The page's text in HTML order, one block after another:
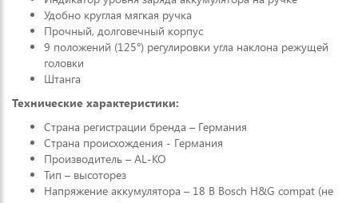
Удобно круглая мягкая ручка
Прочный, долговечный корпус
9 положений (125°) регулировки угла наклона режущей
головки
Штанга
Технические характеристики:
Страна регистрации бренда – Германия
Страна происхождения - Германия
Производитель – AL-KO
Тип – высоторез
Напряжение аккумулятора – 18 В Bosch H&G compat (не